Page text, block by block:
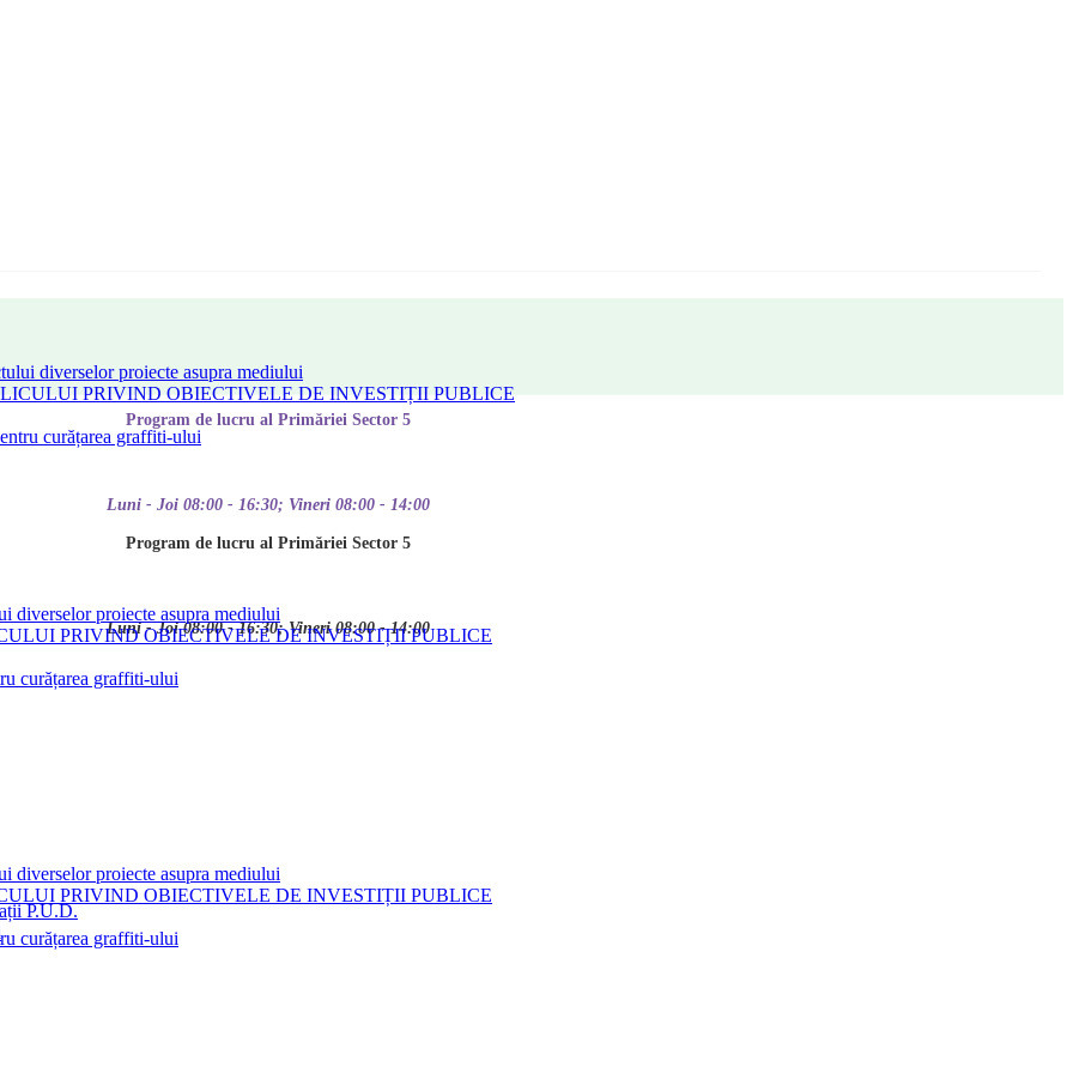
diverselor proiecte asupra mediului
PRIVIND OBIECTIVELE DE INVESTIȚII PUBLICE
curățarea graffiti-ului
P.U.D.
Program de lucru al Primăriei Sector 5
Luni - Joi 08:00 - 16:30; Vineri 08:00 - 14:00
Program de lucru al Primăriei Sector 5
Luni - Joi 08:00 - 16:30; Vineri 08:00 - 14:00
diverselor proiecte asupra mediului
PRIVIND OBIECTIVELE DE INVESTIȚII PUBLICE
curățarea graffiti-ului
diverselor proiecte asupra mediului
PRIVIND OBIECTIVELE DE INVESTIȚII PUBLICE
curățarea graffiti-ului